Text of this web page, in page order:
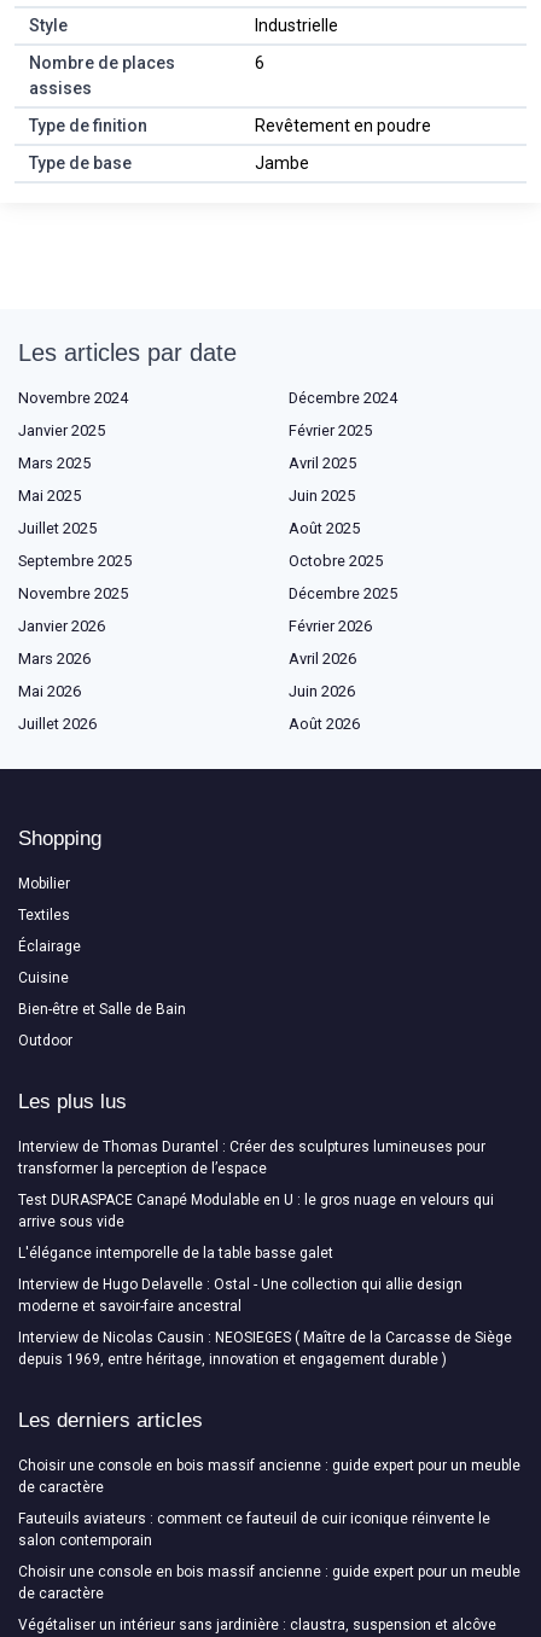
Style
Industrielle
Nombre de places
assises
6
Type de finition
Revêtement en poudre
Type de base
Jambe
Les articles par date
Novembre 2024
Décembre 2024
Janvier 2025
Février 2025
Mars 2025
Avril 2025
Mai 2025
Juin 2025
Juillet 2025
Août 2025
Septembre 2025
Octobre 2025
Novembre 2025
Décembre 2025
Janvier 2026
Février 2026
Mars 2026
Avril 2026
Mai 2026
Juin 2026
Juillet 2026
Août 2026
Shopping
Mobilier
Textiles
Éclairage
Cuisine
Bien-être et Salle de Bain
Outdoor
Les plus lus
Interview de Thomas Durantel : Créer des sculptures lumineuses pour
transformer la perception de l’espace
Test DURASPACE Canapé Modulable en U : le gros nuage en velours qui
arrive sous vide
L'élégance intemporelle de la table basse galet
Interview de Hugo Delavelle : Ostal - Une collection qui allie design
moderne et savoir-faire ancestral
Interview de Nicolas Causin : NEOSIEGES ( Maître de la Carcasse de Siège
depuis 1969, entre héritage, innovation et engagement durable )
Les derniers articles
Choisir une console en bois massif ancienne : guide expert pour un meuble
de caractère
Fauteuils aviateurs : comment ce fauteuil de cuir iconique réinvente le
salon contemporain
Choisir une console en bois massif ancienne : guide expert pour un meuble
de caractère
Végétaliser un intérieur sans jardinière : claustra, suspension et alcôve